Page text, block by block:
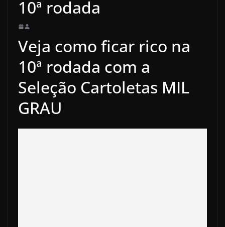
10ª rodada
Veja como ficar rico na
10ª rodada com a
Seleção Cartoletas MIL
GRAU